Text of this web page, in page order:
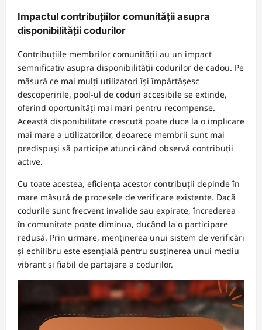
Impactul contribuțiilor comunității asupra
disponibilității codurilor
Contribuțiile membrilor comunității au un impact
semnificativ asupra disponibilității codurilor de cadou. Pe
măsură ce mai mulți utilizatori își împărtășesc
descoperirile, pool-ul de coduri accesibile se extinde,
oferind oportunități mai mari pentru recompense.
Această disponibilitate crescută poate duce la o implicare
mai mare a utilizatorilor, deoarece membrii sunt mai
predispuși să participe atunci când observă contribuții
active.
Cu toate acestea, eficiența acestor contribuții depinde în
mare măsură de procesele de verificare existente. Dacă
codurile sunt frecvent invalide sau expirate, încrederea
în comunitate poate diminua, ducând la o participare
redusă. Prin urmare, menținerea unui sistem de verificări
și echilibru este esențială pentru susținerea unui mediu
vibrant și fiabil de partajare a codurilor.